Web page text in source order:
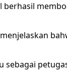
berhasil